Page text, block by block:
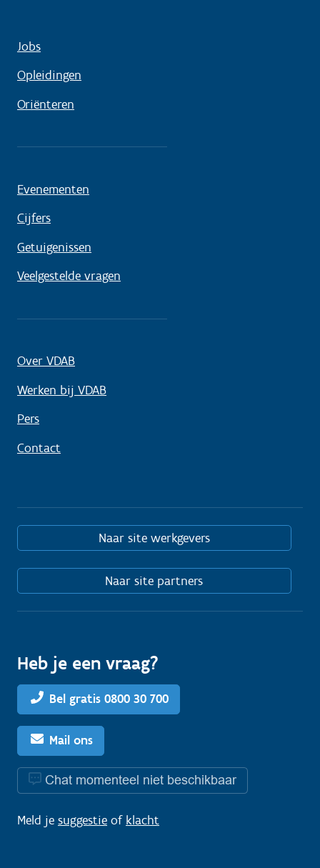
Jobs
Opleidingen
Oriënteren
Evenementen
Cijfers
Getuigenissen
Veelgestelde vragen
Over VDAB
Werken bij VDAB
Pers
Contact
Naar site werkgevers
Naar site partners
Heb je een vraag?
Bel gratis 0800 30 700
Mail ons
Chat momenteel niet beschikbaar
Meld je suggestie of klacht